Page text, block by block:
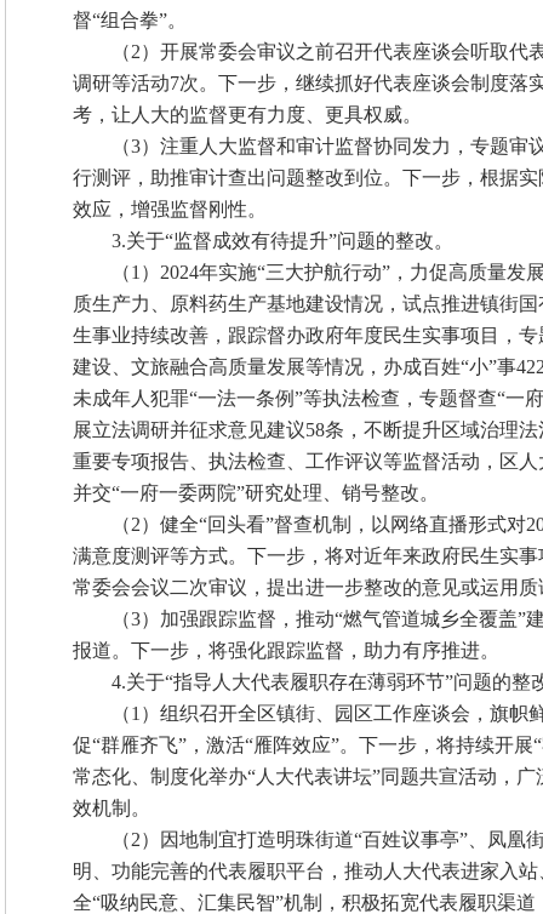
督“组合拳”。
（2）开展常委会审议之前召开代表座谈会听取
调研等活动7次。下一步，继续抓好代表座谈会制度
考，让人大的监督更有力度、更具权威。
（3）注重人大监督和审计监督协同发力，专题
行测评，助推审计查出问题整改到位。下一步，根据
效应，增强监督刚性。
3.关于“监督成效有待提升”问题的整改。
（1）2024年实施“三大护航行动”，力促高质量
质生产力、原料药生产基地建设情况，试点推进镇街
生事业持续改善，跟踪督办政府年度民生实事项目，
建设、文旅融合高质量发展等情况，办成百姓“小”事
未成年人犯罪“一法一条例”等执法检查，专题督查“一
展立法调研并征求意见建议58条，不断提升区域治理
重要专项报告、执法检查、工作评议等监督活动，区
并交“一府一委两院”研究处理、销号整改。
（2）健全“回头看”督查机制，以网络直播形式
满意度测评等方式。下一步，将对近年来政府民生实
常委会会议二次审议，提出进一步整改的意见或运用
（3）加强跟踪监督，推动“燃气管道城乡全覆盖
报道。下一步，将强化跟踪监督，助力有序推进。
4.关于“指导人大代表履职存在薄弱环节”问题的整
（1）组织召开全区镇街、园区工作座谈会，旗
促“群雁齐飞”，激活“雁阵效应”。下一步，将持续开
常态化、制度化举办“人大代表讲坛”同题共宣活动，
效机制。
（2）因地制宜打造明珠街道“百姓议事亭”、凤
明、功能完善的代表履职平台，推动人大代表进家入
全“吸纳民意、汇集民智”机制，积极拓宽代表履职渠